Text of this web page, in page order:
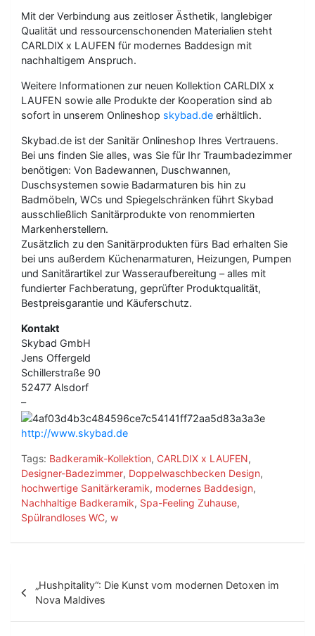
Mit der Verbindung aus zeitloser Ästhetik, langlebiger
Qualität und ressourcenschonenden Materialien steht
CARLDIX x LAUFEN für modernes Baddesign mit
nachhaltigem Anspruch.
Weitere Informationen zur neuen Kollektion CARLDIX x
LAUFEN sowie alle Produkte der Kooperation sind ab
sofort in unserem Onlineshop skybad.de erhältlich.
Skybad.de ist der Sanitär Onlineshop Ihres Vertrauens.
Bei uns finden Sie alles, was Sie für Ihr Traumbadezimmer
benötigen: Von Badewannen, Duschwannen,
Duschsystemen sowie Badarmaturen bis hin zu
Badmöbeln, WCs und Spiegelschränken führt Skybad
ausschließlich Sanitärprodukte von renommierten
Markenherstellern.
Zusätzlich zu den Sanitärprodukten fürs Bad erhalten Sie
bei uns außerdem Küchenarmaturen, Heizungen, Pumpen
und Sanitärartikel zur Wasseraufbereitung – alles mit
fundierter Fachberatung, geprüfter Produktqualität,
Bestpreisgarantie und Käuferschutz.
Kontakt
Skybad GmbH
Jens Offergeld
Schillerstraße 90
52477 Alsdorf
–
http://www.skybad.de
Tags: Badkeramik-Kollektion, CARLDIX x LAUFEN,
Designer-Badezimmer, Doppelwaschbecken Design,
hochwertige Sanitärkeramik, modernes Baddesign,
Nachhaltige Badkeramik, Spa-Feeling Zuhause,
Spülrandloses WC, w
e
i
„Hushpitality“: Die Kunst vom modernen Detoxen im
Nova Maldives